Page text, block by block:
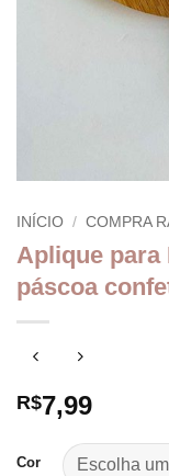
INÍCIO / COMPRA
Aplique para
páscoa
R$7,99
Cor